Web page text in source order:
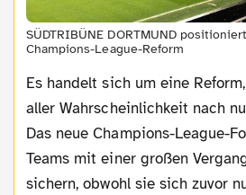
SÜDTRIBÜNE DORTMUND
Champions-League-Reform
Es handelt sich um eine Reform, von der Dortmund
aller Wahrscheinlichkeit nach
Das neue Champions-League-
Teams mit einer großen
sichern, obwohl sie sich zuvor